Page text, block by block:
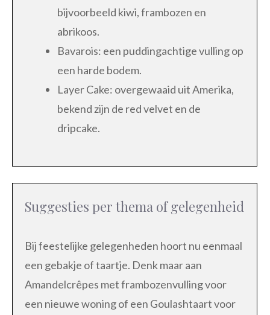
bijvoorbeeld kiwi, frambozen en
abrikoos.
Bavarois: een puddingachtige vulling op
een harde bodem.
Layer Cake: overgewaaid uit Amerika,
bekend zijn de red velvet en de
dripcake.
Suggesties per thema of gelegenheid
Bij feestelijke gelegenheden hoort nu eenmaal
een gebakje of taartje. Denk maar aan
Amandelcrêpes met frambozenvulling voor
een nieuwe woning of een Goulashtaart voor